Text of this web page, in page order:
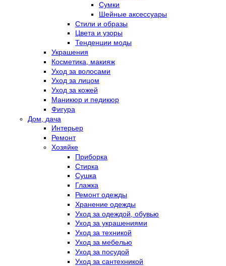
Сумки
Шейные аксессуары
Стили и образы
Цвета и узоры
Тенденции моды
Украшения
Косметика, макияж
Уход за волосами
Уход за лицом
Уход за кожей
Маникюр и педикюр
Фигура
Дом, дача
Интерьер
Ремонт
Хозяйке
Приборка
Стирка
Сушка
Глажка
Ремонт одежды
Хранение одежды
Уход за одеждой, обувью
Уход за украшениями
Уход за техникой
Уход за мебелью
Уход за посудой
Уход за сантехникой